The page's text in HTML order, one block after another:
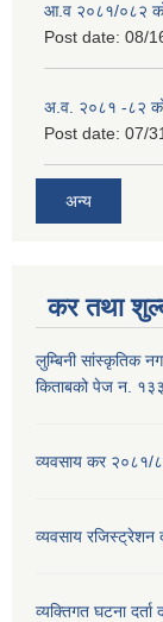
आ.व २०८१/०८२ को
Post date: 08/
अ.व. २०८१ -८२ को
Post date: 07/
अन्य
कर तथा
लुम्बिनी सांस्कृतिक
किताबको पेज न.
व्यवसाय कर २०८१/
व्यवसाय
व्यक्तिगत घटना